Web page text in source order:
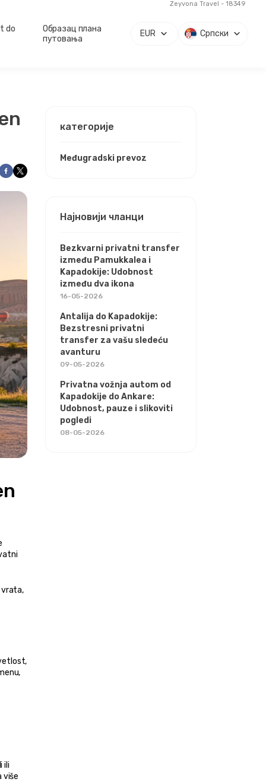
Zeyvona Travel - 18349
do
Образац плана
путовања
EUR Српски
vrata,
ili
više
категорије
Međugradski prevoz
Најновији чланци
Bezkvarni privatni transfer
između Pamukkalea i
Kapadokije: Udobnost
između dva ikona
16-05-2026
Antalija do Kapadokije:
Bezstresni privatni
transfer za vašu sledeću
avanturu
09-05-2026
Privatna vožnja autom od
Kapadokije do Ankare:
Udobnost, pauze i slikoviti
pogledi
08-05-2026